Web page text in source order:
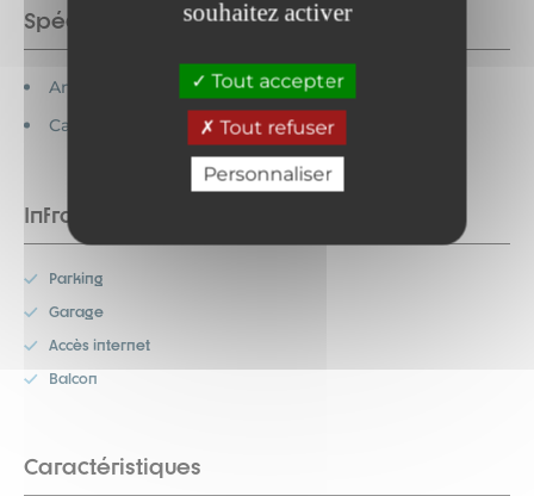
souhaitez activer
Tout accepter
Tout refuser
Personnaliser
Spécificités
Animaux acceptés
Cartes bancaires acceptées
Infrastructures
Parking
Garage
Accès internet
Balcon
Caractéristiques